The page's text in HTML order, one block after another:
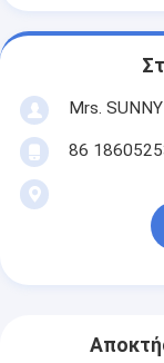
Mrs. SUNNY
86